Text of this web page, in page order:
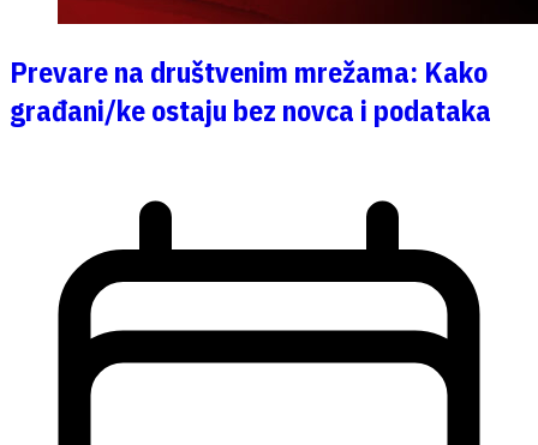
Prevare na društvenim mrežama: Kako
građani/ke ostaju bez novca i podataka